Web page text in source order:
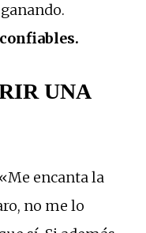
UNA
encanta la
no me lo